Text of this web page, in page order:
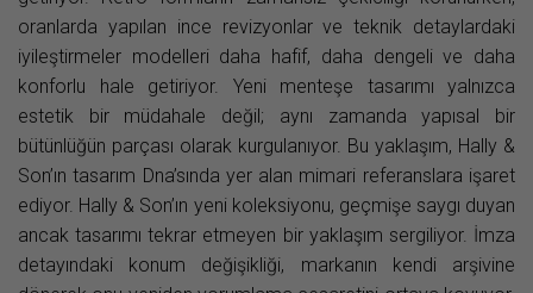
oranlarda yapılan ince revizyonlar ve teknik detaylardaki
iyileştirmeler modelleri daha hafif, daha dengeli ve daha
konforlu hale getiriyor. Yeni menteşe tasarımı yalnızca
estetik bir müdahale değil; aynı zamanda yapısal bir
bütünlüğün parçası olarak kurgulanıyor. Bu yaklaşım, Hally &
Son’ın tasarım Dna’sında yer alan mimari referanslara işaret
ediyor. Hally & Son’ın yeni koleksiyonu, geçmişe saygı duyan
ancak tasarımı tekrar etmeyen bir yaklaşım sergiliyor. İmza
detayındaki konum değişikliği, markanın kendi arşivine